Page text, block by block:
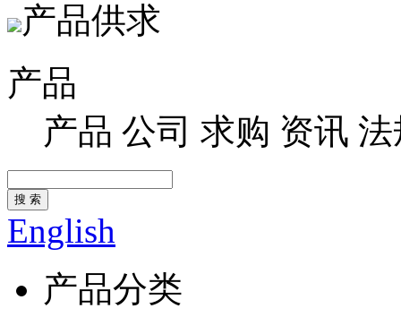
产品供求
产品
产品 公司 求购 资讯 法
搜 索
English
产品分类